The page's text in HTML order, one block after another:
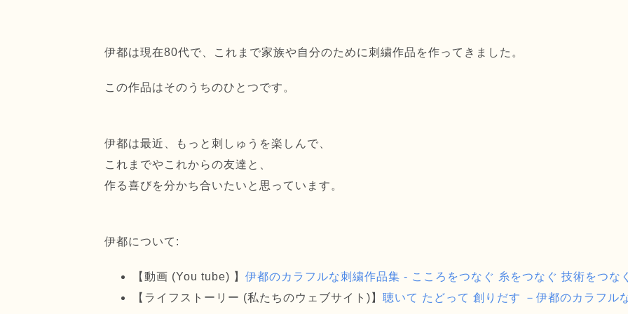
伊都は現在80代で、これまで家族や自分のために刺繍作品を作ってきました。
この作品はそのうちのひとつです。
伊都は最近、もっと刺しゅうを楽しんで、
これまでやこれからの友達と、
作る喜びを分かち合いたいと思っています。
伊都について:
【動画 (You tube) 】 伊都のカラフルな刺繍作品集 - こころをつなぐ 糸をつなぐ 技術をつな
【ライフストーリー (私たちのウェブサイト)】 聴いて たどって 創りだす －伊都のカラフル